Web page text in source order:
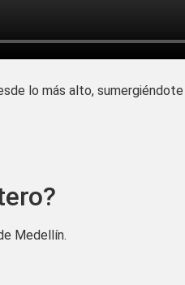
lo más alto,
Medellín.